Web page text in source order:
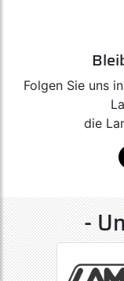
Folgen Sie uns
die
-